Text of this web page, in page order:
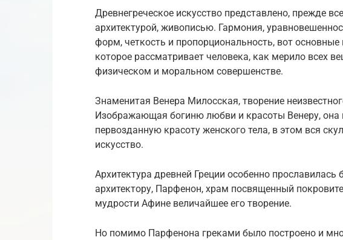
Древнегреческое искусство представлено, прежде
архитектурой, живописью. Гармония,
форм, четкость и пропорциональность, вот основные
которое рассматривает человека, как мерило всех
физическом и моральном совершенстве.
Знаменитая Венера Милосская, творение
Изображающая богиню любви и красоты Венеру, она
первозданную красоту женского тела, в этом вся
искусство.
Архитектура древней Греции особенно
архитектору, Парфенон, храм посвященный
мудрости Афине величайшее его творение.
Но помимо Парфенона греками было построено и